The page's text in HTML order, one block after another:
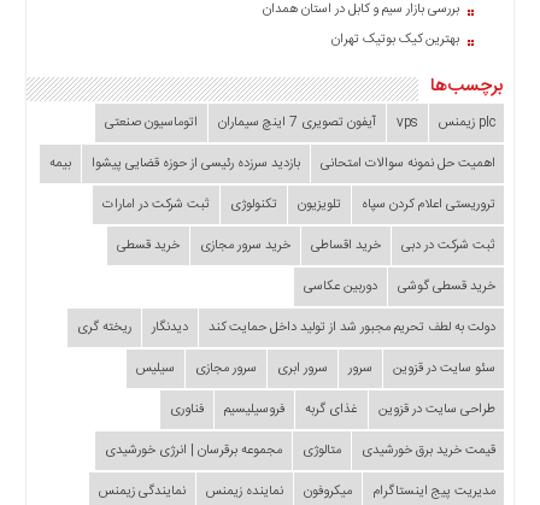
بررسی بازار سیم و کابل در استان همدان
بهترین کیک بوتیک تهران
برچسب‌ها
plc زیمنس vps آیفون تصویری 7 اینچ سیماران
اتوماسیون صنعتی
اهمیت حل نمونه سوالات امتحانی
بازدید سرزده‌ رئیسی از حوزه قضایی ‌پیشوا
بیمه
تروریستی اعلام کردن سپاه
تلویزیون تکنولوژی
ثبت شرکت در امارات
ثبت شرکت در دبی
خرید اقساطی خرید سرور مجازی
خرید قسطی
خرید قسطی گوشی
دوربین عکاسی
دولت به لطف تحریم مجبور شد از تولید داخل حمایت کند
دیدنگار
ریخته گری
سئو سایت در قزوین
سرور سرور ابری سرور مجازی
سیلیس
طراحی سایت در قزوین
غذای گربه فروسیلیسیم
فناوری
قیمت خرید برق خورشیدی
متالوژی
مجموعه برقرسان | انرژی خورشیدی
مدیریت پیج اینستاگرام
میکروفون نماینده زیمنس
نمایندگی زیمنس